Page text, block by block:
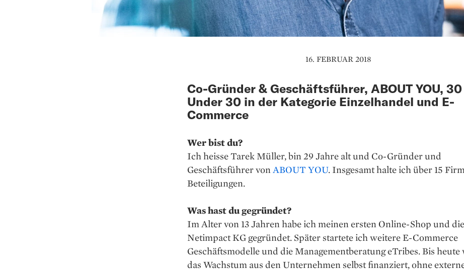
16. FEBRUAR 2018
Co-Gründer & Geschäftsführer, ABOUT YOU, 30
Under 30 in der Kategorie Einzelhandel und E-
Commerce
Wer bist du?
Ich heisse Tarek Müller, bin 29 Jahre alt und Co-Gründer und
Geschäftsführer von ABOUT YOU. Insgesamt halte ich über 15
Beteiligungen.
Was hast du gegründet?
Im Alter von 13 Jahren habe ich meinen ersten Online-Shop und die
Netimpact KG gegründet. Später startete ich weitere E-Commerce
Geschäftsmodelle und die Managementberatung eTribes. Bis heute
das Wachstum aus den Unternehmen selbst finanziert, ohne